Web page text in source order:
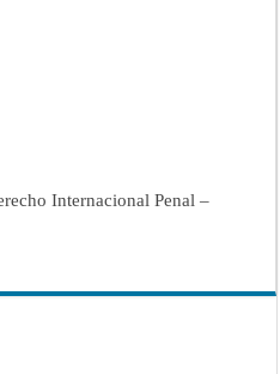
Internacional Penal –